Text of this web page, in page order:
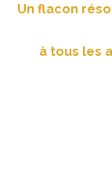
Un flacon
à tous les